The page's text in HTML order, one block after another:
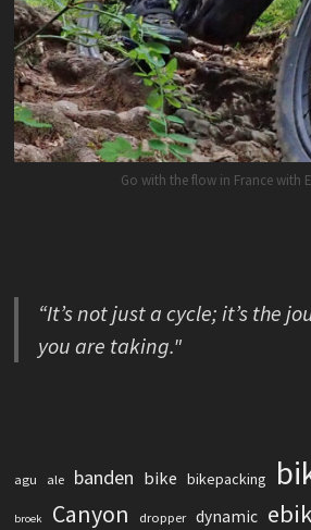
Go with the flow in France with
“It’s not just a cycle; it’s the
you are taking."
agu ale banden bike bikepacking
broek Canyon dropper dynamic